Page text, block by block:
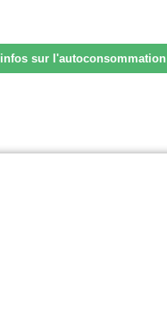
sur l'autoconsommation